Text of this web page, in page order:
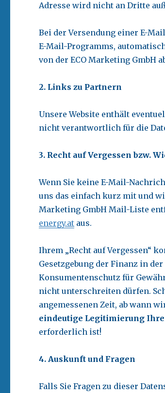
Adresse wird nicht an Dritte
Bei der Versendung einer E-
E-Mail-Programms,
von der ECO Marketing GmbH
2. Links zu Partnern
Unsere Website enthält
nicht verantwortlich für die
3. Recht auf Vergessen bzw.
Wenn Sie keine E-Mail-
uns das einfach kurz mit und
Marketing GmbH Mail-Liste
energy.at aus.
Ihrem „Recht auf Vergessen“
Gesetzgebung der Finanz in
Konsumentenschutz für
nicht unterschreiten dürfen.
angemessenen Zeit, ab wann
eindeutige Legitimierung
erforderlich ist!
4. Auskunft und Fragen
Falls Sie Fragen zu dieser